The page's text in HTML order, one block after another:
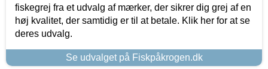
fiskegrej fra et udvalg af mærker, der sikrer dig grej af en
høj kvalitet, der samtidig er til at betale. Klik her for at se
deres udvalg.
Se udvalget på Fiskpåkrogen.dk